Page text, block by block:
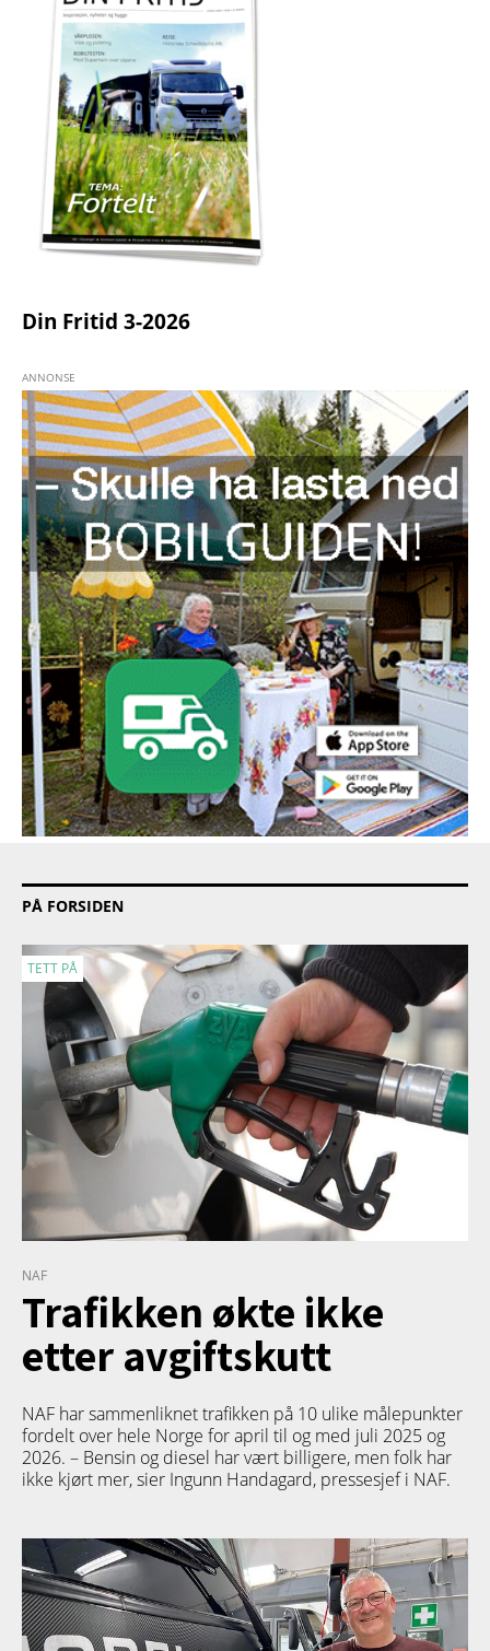
Din Fritid 3-2026
PÅ FORSIDEN
TETT PÅ
NAF
Trafikken økte ikke
etter avgiftskutt
NAF har sammenliknet trafikken på 10 ulike målepunkter
fordelt over hele Norge for april til og med juli 2025 og
2026. – Bensin og diesel har vært billigere, men folk har
ikke kjørt mer, sier Ingunn Handagard, pressesjef i NAF.
TETT PÅ